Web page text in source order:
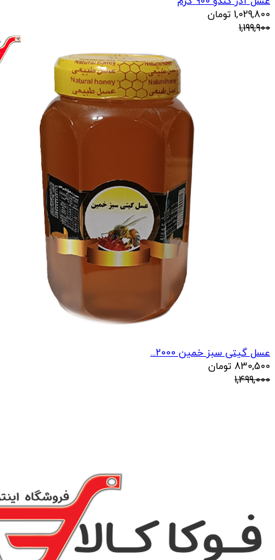
1,029,800 تومان
1,199,900
عسل گیتی سبز خمین 2000...
830,500 تومان
1,499,000